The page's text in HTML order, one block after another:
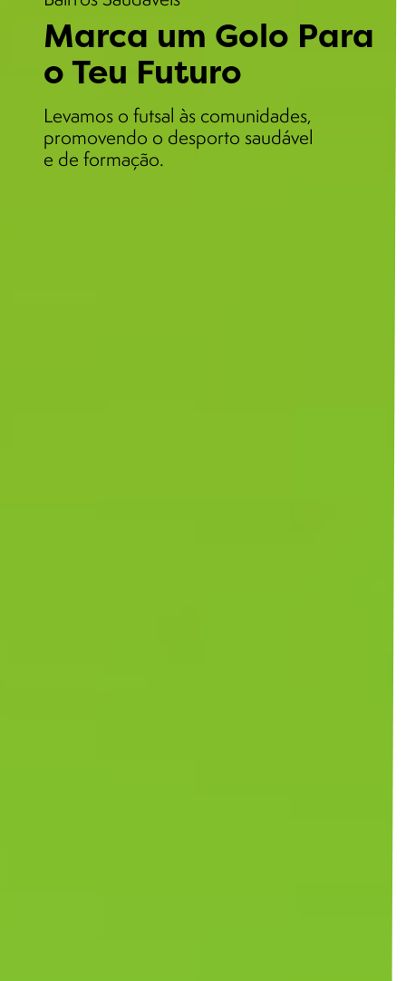
Marca um Golo Para
o Teu Futuro
Levamos o futsal às comunidades,
promovendo o desporto saudável
e de formação.